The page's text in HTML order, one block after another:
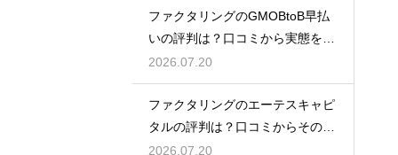
ファクタリングのGMOBtoB早払
いの評判は？口コミから実態を徹
底解説
2026.07.20
ファクタリングのエーテスキャピ
タルの評判は？口コミからその実
態を徹底解説
2026.07.20